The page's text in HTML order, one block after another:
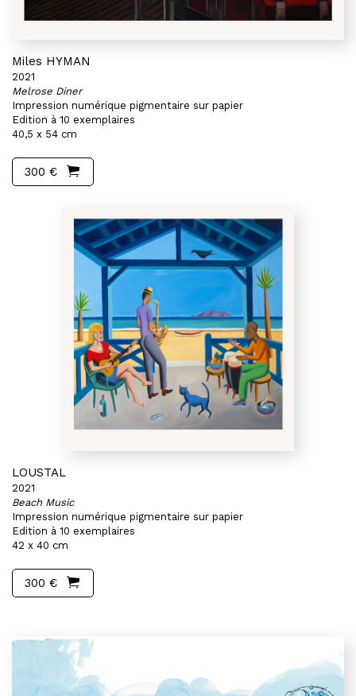
Miles HYMAN
2021
Melrose Diner
Impression numérique pigmentaire sur papier
Edition à 10 exemplaires
40,5 x 54 cm
300 €
LOUSTAL
2021
Beach Music
Impression numérique pigmentaire sur papier
Edition à 10 exemplaires
42 x 40 cm
300 €